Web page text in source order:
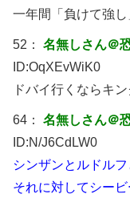
一年間「負けて強
52： 名無しさん＠
ID:OqXEvWiK0
ドバイ行くならキ
64： 名無しさん＠
ID:N/J6CdLW0
シンザンとルドル
それに対してシー